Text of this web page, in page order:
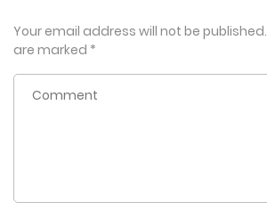
Your email address will not be published.
are marked *